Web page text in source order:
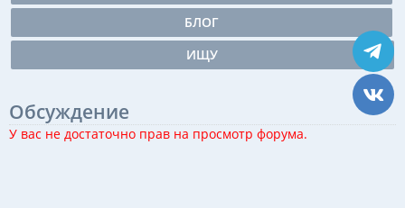
БЛОГ
ИЩУ
Обсуждение
У вас не достаточно прав на просмотр форума.